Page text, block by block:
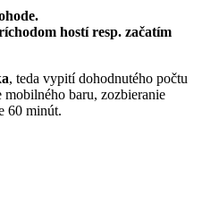
hostí resp. začatím
, teda vypití dohodnutého počtu
baru, zozbieranie
60 minút.